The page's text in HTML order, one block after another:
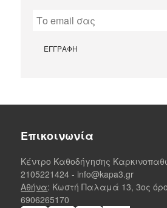
Επικοινωνία
Κέντρο Καθοδήγησης
2105221424 - info@kapa3.gr
Αθήνα: Κωστή Παλαμά 13, 3ος
6906265170